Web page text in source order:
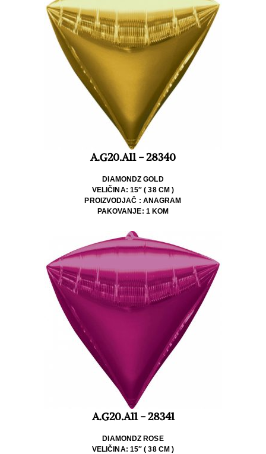
A.G20.A11 - 28340
DIAMONDZ GOLD
VELIČINA: 15″ ( 38 CM )
PROIZVODJAČ : ANAGRAM
PAKOVANJE: 1 KOM
A.G20.A11 - 28341
DIAMONDZ ROSE
VELIČINA: 15″ ( 38 CM )